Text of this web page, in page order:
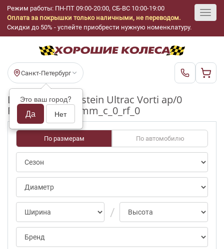
Режим работы: ПН-ПТ 09:00-20:00, СБ-ВС 10:00-19:00
Оплата за покрышки только наличными, не переводом.
Скидки до 50% - успейте приобрести нужную номенклатуру.
Санкт-Петербург
Это ваш город?
Да Нет
Шины бу Vredestein Ultrac Vorti ap/0
R20_275_35_5-6mm_c_0_rf_0
По размерам По автомобилю